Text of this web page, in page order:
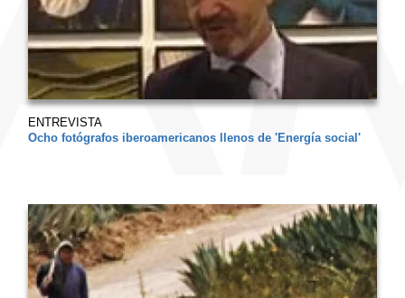
ENTREVISTA
Ocho fotógrafos iberoamericanos llenos de 'Energía social'